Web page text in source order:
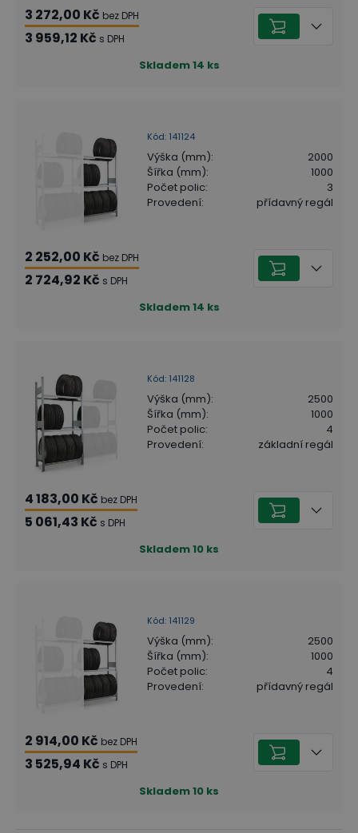
3 272,00 Kč bez DPH
3 959,12 Kč s DPH
Skladem14 ks
Kód: 141124
Výška (mm):
2000
Šířka (mm):
1000
Počet polic:
3
Provedení: přídavný regál
2 252,00 Kč bez DPH
2 724,92 Kč s DPH
Skladem14 ks
Kód: 141128
Výška (mm):
2500
Šířka (mm):
1000
Počet polic:
4
Provedení: základní regál
4 183,00 Kč bez DPH
5 061,43 Kč s DPH
Skladem10 ks
Kód: 141129
Výška (mm):
2500
Šířka (mm):
1000
Počet polic:
4
Provedení: přídavný regál
2 914,00 Kč bez DPH
3 525,94 Kč s DPH
Skladem10 ks